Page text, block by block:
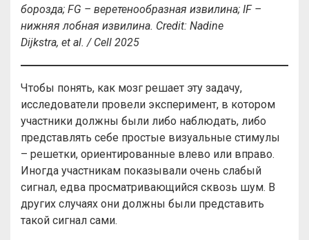
борозда; FG – веретенообразная извилина; IF –
нижняя лобная извилина. Credit: Nadine
Dijkstra, et al. / Cell 2025
Чтобы понять, как мозг решает эту задачу,
исследователи провели эксперимент, в котором
участники должны были либо наблюдать, либо
представлять себе простые визуальные стимулы
– решетки, ориентированные влево или вправо.
Иногда участникам показывали очень слабый
сигнал, едва просматривающийся сквозь шум. В
других случаях они должны были представить
такой сигнал сами.